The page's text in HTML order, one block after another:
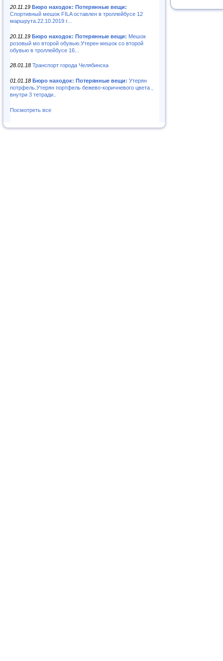
20.11.19 Бюро находок: Потерянные вещи:
Спортивный мешок FILA оставлен в троллейбусе 12
маршрута.22.10.2019 г...
20.11.19 Бюро находок: Потерянные вещи: Мешок
розовый мо второй обувью.Утерен мешок со второй
обувью в троллейбусе 16...
28.01.18 Транспорт города Челябинска
01.01.18 Бюро находок: Потерянные вещи: Утерян
потрфель.Утерян портфель бежево-коричневого цвета ,
внутри 3 тетради..
Посмотреть все